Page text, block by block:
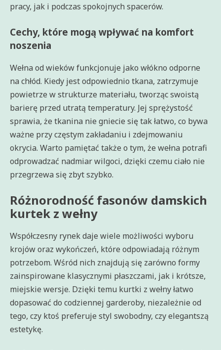
pracy, jak i podczas spokojnych spacerów.
Cechy, które mogą wpływać na komfort
noszenia
Wełna od wieków funkcjonuje jako włókno odporne
na chłód. Kiedy jest odpowiednio tkana, zatrzymuje
powietrze w strukturze materiału, tworząc swoistą
barierę przed utratą temperatury. Jej sprężystość
sprawia, że tkanina nie gniecie się tak łatwo, co bywa
ważne przy częstym zakładaniu i zdejmowaniu
okrycia. Warto pamiętać także o tym, że wełna potrafi
odprowadzać nadmiar wilgoci, dzięki czemu ciało nie
przegrzewa się zbyt szybko.
Różnorodność fasonów damskich
kurtek z wełny
Współczesny rynek daje wiele możliwości wyboru
krojów oraz wykończeń, które odpowiadają różnym
potrzebom. Wśród nich znajdują się zarówno formy
zainspirowane klasycznymi płaszczami, jak i krótsze,
miejskie wersje. Dzięki temu kurtki z wełny łatwo
dopasować do codziennej garderoby, niezależnie od
tego, czy ktoś preferuje styl swobodny, czy elegantszą
estetykę.